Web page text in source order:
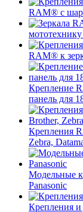
RAM® с
RAM® к
Крепление
панель для
Крепления
Zebra,
Модельные
Panasonic
Крепления